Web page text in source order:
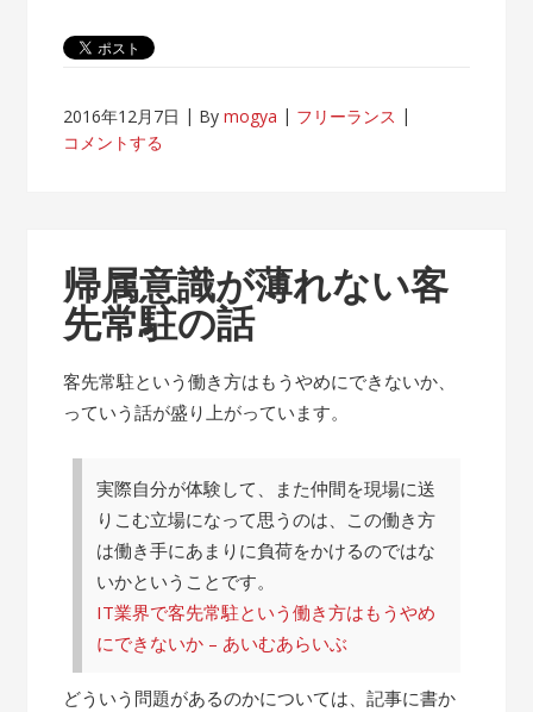
2016年12月7日 Bymogya
フリーランス
コメントする
帰属意識が薄れない客
先常駐の話
客先常駐という働き方はもうやめにできないか、
っていう話が盛り上がっています。
実際自分が体験して、また仲間を現場に送
りこむ立場になって思うのは、この働き方
は働き手にあまりに負荷をかけるのではな
いかということです。
IT業界で客先常駐という働き方はもうやめ
にできないか – あいむあらいぶ
どういう問題があるのかについては、記事に書か